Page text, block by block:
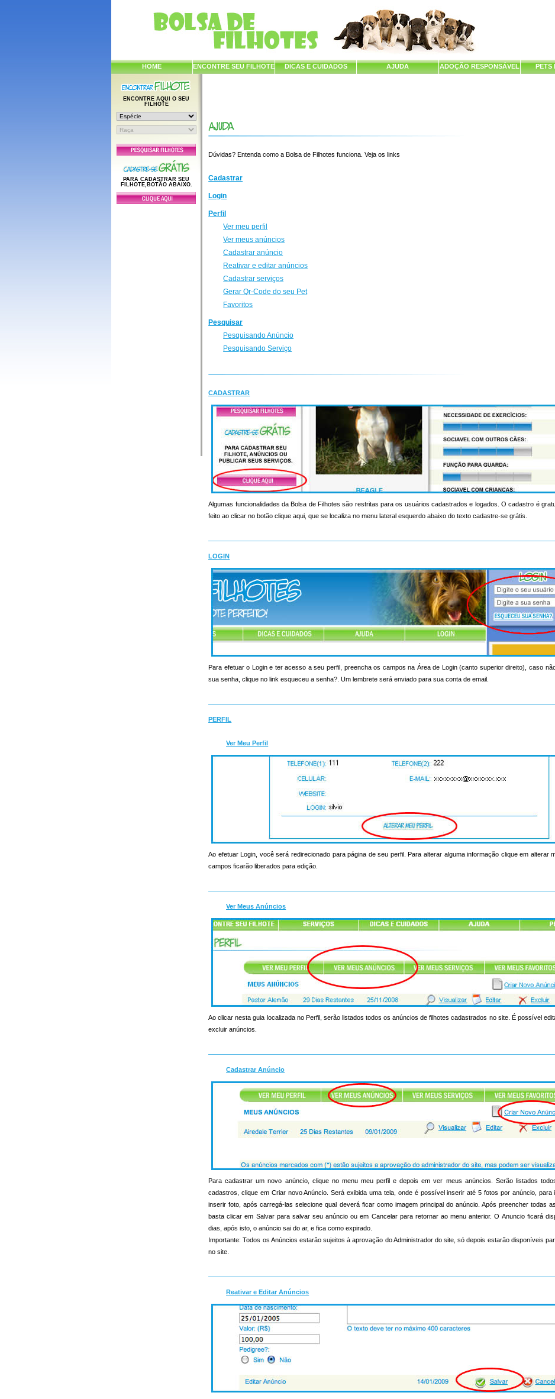
HOME ENCONTRE SEU FILHOTE DICAS E CUIDADOS AJUDA ADOÇÃO RESPONSÁVEL PETS
ENCONTRE AQUI O SEU
FILHOTE
PARA CADASTRAR SEU
FILHOTE,BOTÃO ABAIXO.
Dúvidas? Entenda como a Bolsa de Filhotes funciona. Veja os links
Cadastrar
Login
Perfil
Ver meu perfil
Ver meus anúncios
Cadastrar anúncio
Reativar e editar anúncios
Cadastrar serviços
Gerar Qr-Code do seu Pet
Favoritos
Pesquisar
Pesquisando Anúncio
Pesquisando Serviço
CADASTRAR
Algumas funcionalidades da Bolsa de Filhotes são restritas para os usuários cadastrados e logados. O cadastro é
feito ao clicar no botão clique aqui, que se localiza no menu lateral esquerdo abaixo do texto cadastre-se grátis.
LOGIN
Para efetuar o Login e ter acesso a seu perfil, preencha os campos na Área de Login (canto superior direito), caso
sua senha, clique no link esqueceu a senha?. Um lembrete será enviado para sua conta de email.
PERFIL
Ver Meu Perfil
Ao efetuar Login, você será redirecionado para página de seu perfil. Para alterar alguma informação clique em alterar
campos ficarão liberados para edição.
Ver Meus Anúncios
Ao clicar nesta guia localizada no Perfil, serão listados todos os anúncios de filhotes cadastrados no site. É possível
excluir anúncios.
Cadastrar Anúncio
Para cadastrar um novo anúncio, clique no menu meu perfil e depois em ver meus anúncios. Serão listados
cadastros, clique em Criar novo Anúncio. Será exibida uma tela, onde é possível inserir até 5 fotos por anúncio, para
inserir foto, após carregá-las selecione qual deverá ficar como imagem principal do anúncio. Após preencher todas
basta clicar em Salvar para salvar seu anúncio ou em Cancelar para retornar ao menu anterior. O Anuncio ficará
dias, após isto, o anúncio sai do ar, e fica como expirado.
Importante: Todos os Anúncios estarão sujeitos à aprovação do Administrador do site, só depois estarão disponíveis
no site.
Reativar e Editar Anúncios